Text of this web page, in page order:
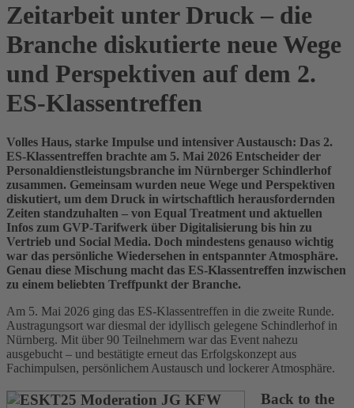
Zeitarbeit unter Druck – die
Branche diskutierte neue Wege
und Perspektiven auf dem 2.
ES-Klassentreffen
Volles Haus, starke Impulse und intensiver Austausch: Das 2.
ES-Klassentreffen brachte am 5. Mai 2026 Entscheider der
Personaldienstleistungsbranche im Nürnberger Schindlerhof
zusammen. Gemeinsam wurden neue Wege und Perspektiven
diskutiert, um dem Druck in wirtschaftlich herausfordernden
Zeiten standzuhalten – von Equal Treatment und aktuellen
Infos zum GVP-Tarifwerk über Digitalisierung bis hin zu
Vertrieb und Social Media. Doch mindestens genauso wichtig
war das persönliche Wiedersehen in entspannter Atmosphäre.
Genau diese Mischung macht das ES-Klassentreffen inzwischen
zu einem beliebten Treffpunkt der Branche.
Am 5. Mai 2026 ging das ES-Klassentreffen in die zweite Runde.
Austragungsort war diesmal der idyllisch gelegene Schindlerhof in
Nürnberg. Mit über 90 Teilnehmern war das Event nahezu
ausgebucht – und bestätigte erneut das Erfolgskonzept aus
Fachimpulsen, persönlichem Austausch und lockerer Atmosphäre.
Back to the